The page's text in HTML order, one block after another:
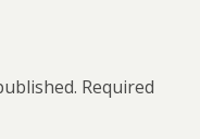
Required